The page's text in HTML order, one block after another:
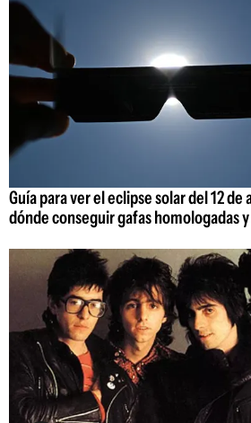
Guía para ver el eclipse solar del 12 de
dónde conseguir gafas homologadas